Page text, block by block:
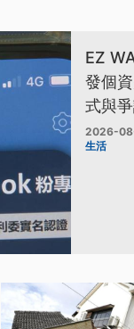
EZ
發個
式與
2026-
生活